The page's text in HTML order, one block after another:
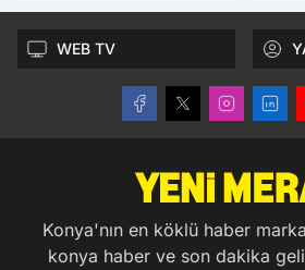
WEB TV
Konya'nın en köklü haber
konya haber ve son dakika